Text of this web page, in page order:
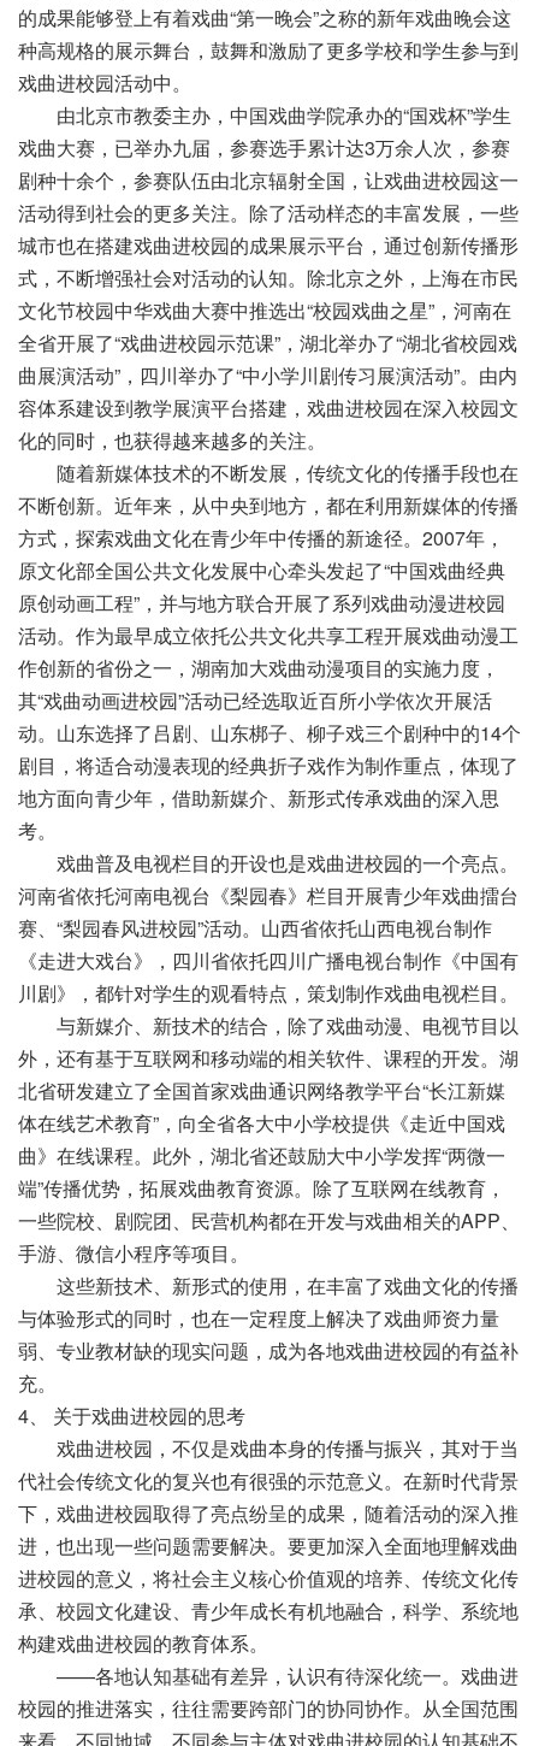
的成果能够登上有着戏曲“第一晚会”之称的新年戏曲晚会这
种高规格的展示舞台，鼓舞和激励了更多学校和学生参与到
戏曲进校园活动中。
由北京市教委主办，中国戏曲学院承办的“国戏杯”学生
戏曲大赛，已举办九届，参赛选手累计达3万余人次，参赛
剧种十余个，参赛队伍由北京辐射全国，让戏曲进校园这一
活动得到社会的更多关注。除了活动样态的丰富发展，一些
城市也在搭建戏曲进校园的成果展示平台，通过创新传播形
式，不断增强社会对活动的认知。除北京之外，上海在市民
文化节校园中华戏曲大赛中推选出“校园戏曲之星”，河南在
全省开展了“戏曲进校园示范课”，湖北举办了“湖北省校园戏
曲展演活动”，四川举办了“中小学川剧传习展演活动”。由内
容体系建设到教学展演平台搭建，戏曲进校园在深入校园文
化的同时，也获得越来越多的关注。
随着新媒体技术的不断发展，传统文化的传播手段也在
不断创新。近年来，从中央到地方，都在利用新媒体的传播
方式，探索戏曲文化在青少年中传播的新途径。2007年，
原文化部全国公共文化发展中心牵头发起了“中国戏曲经典
原创动画工程”，并与地方联合开展了系列戏曲动漫进校园
活动。作为最早成立依托公共文化共享工程开展戏曲动漫工
作创新的省份之一，湖南加大戏曲动漫项目的实施力度，
其“戏曲动画进校园”活动已经选取近百所小学依次开展活
动。山东选择了吕剧、山东梆子、柳子戏三个剧种中的14个
剧目，将适合动漫表现的经典折子戏作为制作重点，体现了
地方面向青少年，借助新媒介、新形式传承戏曲的深入思
考。
戏曲普及电视栏目的开设也是戏曲进校园的一个亮点。
河南省依托河南电视台《梨园春》栏目开展青少年戏曲擂台
赛、“梨园春风进校园”活动。山西省依托山西电视台制作
《走进大戏台》，四川省依托四川广播电视台制作《中国有
川剧》，都针对学生的观看特点，策划制作戏曲电视栏目。
与新媒介、新技术的结合，除了戏曲动漫、电视节目以
外，还有基于互联网和移动端的相关软件、课程的开发。湖
北省研发建立了全国首家戏曲通识网络教学平台“长江新媒
体在线艺术教育”，向全省各大中小学校提供《走近中国戏
曲》在线课程。此外，湖北省还鼓励大中小学发挥“两微一
端”传播优势，拓展戏曲教育资源。除了互联网在线教育，
一些院校、剧院团、民营机构都在开发与戏曲相关的APP、
手游、微信小程序等项目。
这些新技术、新形式的使用，在丰富了戏曲文化的传播
与体验形式的同时，也在一定程度上解决了戏曲师资力量
弱、专业教材缺的现实问题，成为各地戏曲进校园的有益补
充。
4、 关于戏曲进校园的思考
戏曲进校园，不仅是戏曲本身的传播与振兴，其对于当
代社会传统文化的复兴也有很强的示范意义。在新时代背景
下，戏曲进校园取得了亮点纷呈的成果，随着活动的深入推
进，也出现一些问题需要解决。要更加深入全面地理解戏曲
进校园的意义，将社会主义核心价值观的培养、传统文化传
承、校园文化建设、青少年成长有机地融合，科学、系统地
构建戏曲进校园的教育体系。
——各地认知基础有差异，认识有待深化统一。戏曲进
校园的推进落实，往往需要跨部门的协同协作。从全国范围
来看，不同地域，不同参与主体对戏曲进校园的认知基础不